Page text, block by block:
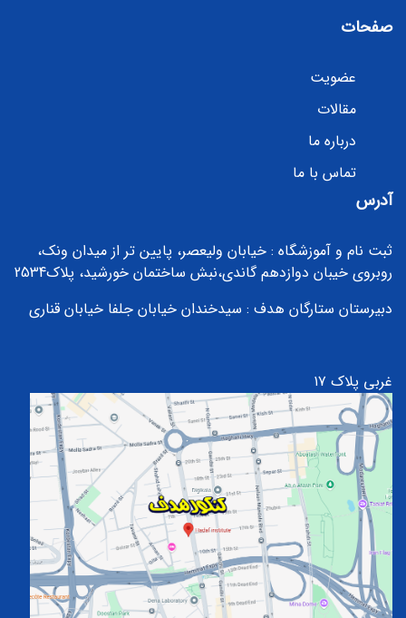
صفحات
عضویت
مقالات
درباره ما
تماس با ما
آدرس
ثبت نام و آموزشگاه : خیابان ولیعصر، پایین تر از میدان ونک،
روبروی خیبان دوازدهم گاندی،نبش ساختمان خورشید، پلاک2534
دبیرستان ستارگان هدف : سیدخندان خیابان جلفا خیابان قناری
غربی پلاک ۱۷